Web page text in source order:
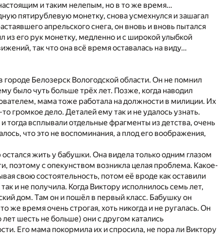
и таким нелепым, но в то же время…
пятирублевую монетку, снова усмехнулся и зашагал
апрельского снега, он вновь и вновь пытался
из его рук монетку, медленно и с широкой улыбкой
так что она всё время оставалась на виду…
городе Белозерск Вологодской области. Он не помнил
было чуть больше трёх лет. Позже, когда наводил
мама тоже работала на должности в милиции. Их
громкое дело. Деталей ему так и не удалось узнать.
тогда всплывали отдельные фрагменты из детства, очень
что это не воспоминания, а плод его воображения,
жить у бабушки. Она видела только одним глазом
поэтому с опекунством возникла целая проблема. Какое-
свою состоятельность, потом её вроде как оставили
и не получила. Когда Виктору исполнилось семь лет,
дом. Там он и пошёл в первый класс. Бабушку он
же время очень строгая, хоть никогда и не ругалась. Он
шесть не больше) они с другом катались
Его мама покормила их и спросила, не пора ли Виктору